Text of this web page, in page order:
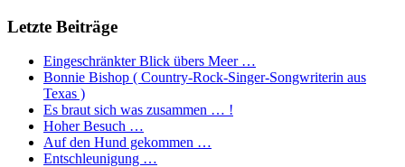
Letzte Beiträge
Eingeschränkter Blick übers Meer …
Bonnie Bishop ( Country-Rock-Singer-Songwriterin aus
Texas )
Es braut sich was zusammen … !
Hoher Besuch …
Auf den Hund gekommen …
Entschleunigung …